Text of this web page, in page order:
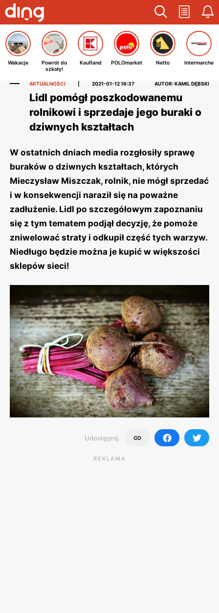
Wakacje
Powrót do
szkoły!
Kaufland POLOmarket Netto Intermarche
AKTUALNOŚCI 2021-01-12 16:37 AUTOR: KAMIL DĘBSKI
Lidl pomógł poszkodowanemu
rolnikowi i sprzedaje jego buraki o
dziwnych kształtach
W ostatnich dniach media rozgłosiły sprawę
buraków o dziwnych kształtach, których
Mieczysław Miszczak, rolnik, nie mógł sprzedać
i w konsekwencji naraził się na poważne
zadłużenie. Lidl po szczegółowym zapoznaniu
się z tym tematem podjął decyzję, że pomoże
zniwelować straty i odkupił część tych warzyw.
Niedługo będzie można je kupić w większości
sklepów sieci!
Udostępnij:
REKLAMA